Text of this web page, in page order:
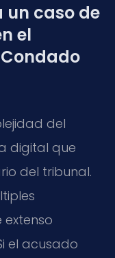
un caso de
el
del
digital que
del tribunal.
extenso
el acusado